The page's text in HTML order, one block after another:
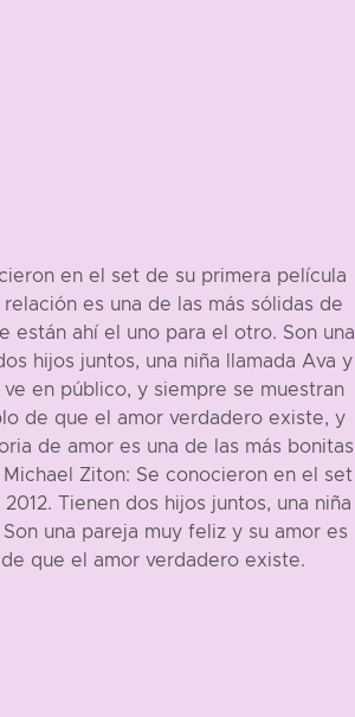
en el set de su primera película
es una de las más sólidas de
están ahí el uno para el otro. Son una
hijos juntos, una niña llamada Ava y
en público, y siempre se muestran
de que el amor verdadero existe, y
de amor es una de las más bonitas
Ziton: Se conocieron en el set
Tienen dos hijos juntos, una niña
una pareja muy feliz y su amor es
que el amor verdadero existe.